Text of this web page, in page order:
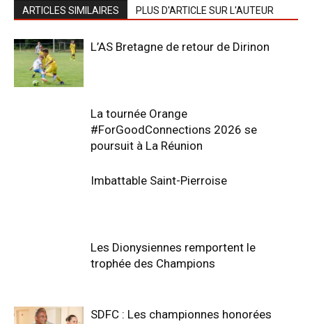
ARTICLES SIMILAIRES PLUS D'ARTICLE SUR L'AUTEUR
L’AS Bretagne de retour de Dirinon
La tournée Orange
#ForGoodConnections 2026 se
poursuit à La Réunion
Imbattable Saint-Pierroise
Les Dionysiennes remportent le
trophée des Champions
SDFC : Les championnes honorées